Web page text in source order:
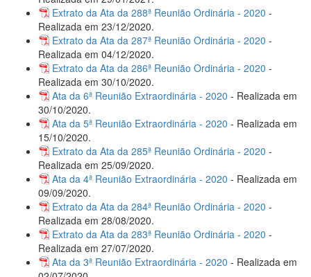
Extrato da Ata da 288ª Reunião Ordinária - 2020 -
Realizada em 23/12/2020.
Extrato da Ata da 287ª Reunião Ordinária - 2020 -
Realizada em 04/12/2020.
Extrato da Ata da 286ª Reunião Ordinária - 2020 -
Realizada em 30/10/2020.
Ata da 6ª Reunião Extraordinária - 2020 - Realizada em
30/10/2020.
Ata da 5ª Reunião Extraordinária - 2020 - Realizada em
15/10/2020.
Extrato da Ata da 285ª Reunião Ordinária - 2020 -
Realizada em 25/09/2020.
Ata da 4ª Reunião Extraordinária - 2020 - Realizada em
09/09/2020.
Extrato da Ata da 284ª Reunião Ordinária - 2020 -
Realizada em 28/08/2020.
Extrato da Ata da 283ª Reunião Ordinária - 2020 -
Realizada em 27/07/2020.
Ata da 3ª Reunião Extraordinária - 2020 - Realizada em